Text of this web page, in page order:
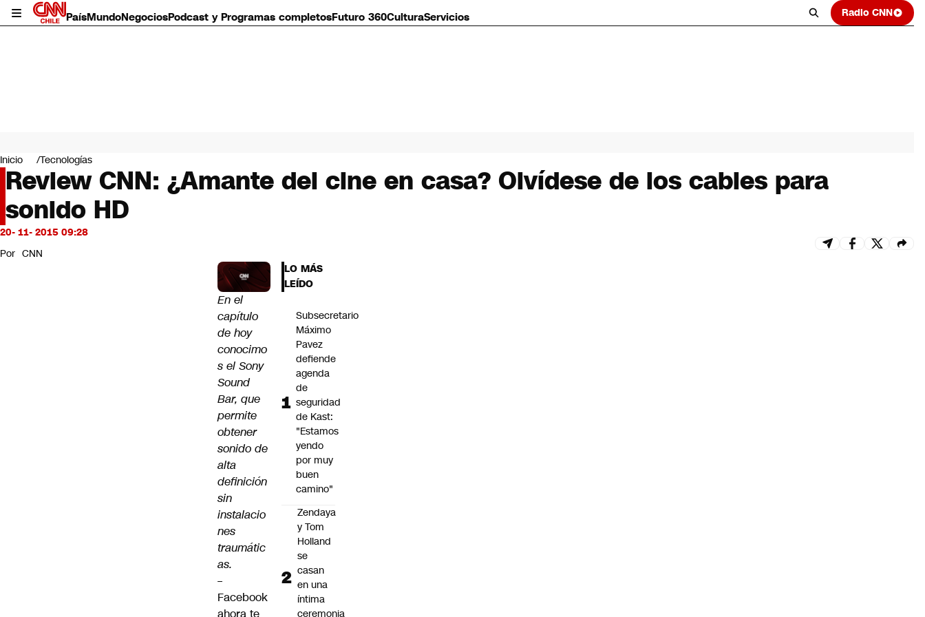
PaísMundoNegociosPodcast y Programas completosFuturo 360CulturaServicios Radio CNN
Mundo
Negocios
Deportes
Programas completos
Cultura
Servicios
Bits
CNN Data
Inicio Tecnologías
Review CNN: ¿Amante del cine en casa? Olvídese de los cables para
sonido HD
20- 11- 2015 09:28
Por CNN
En el
capítulo
de hoy
conocimo
s el Sony
Sound
Bar, que
permite
obtener
sonido de
alta
definición
sin
instalacio
nes
traumátic
as.
–
Facebook
ahora te
LO MÁS
LEÍDO
Subsecretario
Máximo
Pavez
defiende
agenda
de
seguridad
de Kast:
"Estamos
yendo
por muy
buen
camino"
Zendaya
y Tom
Holland
se
casan
en una
íntima
ceremonia